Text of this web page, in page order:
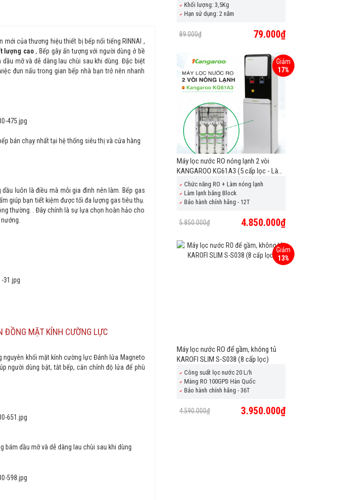
mới của thương hiệu thiết bị bếp nổi tiếng RINNAI ,
lượng cao , Bếp gây ấn tượng với người dùng ở bề
mỡ và dễ dàng lau chùi sau khi dùng. Đặc biệt
đun nấu trong gian bếp nhà bạn trở nên nhanh
bán chạy nhất tại hệ thống siêu thị và cửa hàng
luôn là điều mà mỗi gia đình nên làm. Bếp gas
giúp bạn tiết kiệm được tối đa lượng gas tiêu thụ.
thường. . Đây chính là sự lựa chọn hoàn hảo cho
ĐỒNG MẶT KÍNH CƯỜNG LỰC
nguyên khối mặt kính cường lực Đánh lửa Magneto
người dùng bật, tắt bếp, căn chỉnh độ lửa để phù
dầu mỡ và dễ dàng lau chùi sau khi dùng
Khối lượng: 3,5Kg
Hạn sử dụng: 2 năm
89.000₫ 79.000₫
Máy lọc nước RO nóng lạnh 2 vòi
KANGAROO KG61A3 (5 cấp lọc - Làm
lạnh nhanh bằng Block)
Chức năng RO + Làm nóng lạnh
Làm lạnh bằng Block
Bảo hành chính hãng - 12T
5.850.000₫ 4.850.000₫
Giảm
17%
Máy lọc nước RO để gầm, không tủ
KAROFI SLIM S-S038 (8 cấp lọc)
Công suất lọc nước 20 L/h
Màng RO 100GPD Hàn Quốc
Bảo hành chính hãng - 36T
4.590.000₫ 3.950.000₫
Giảm
13%